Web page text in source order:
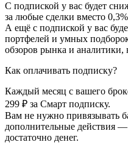
С подпиской у вас будет
за любые сделки вместо
А ещё с подпиской у вас
портфелей и умных
обзоров рынка и аналитики,
Как оплачивать подписку?
Каждый месяц с вашего
299 ₽ за Смарт подписку.
Вам не нужно привязывать
дополнительные действия —
достаточно денег.